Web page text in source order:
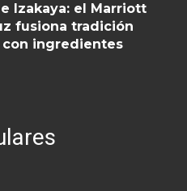
Izakaya: el Marriott
fusiona tradición
con ingredientes